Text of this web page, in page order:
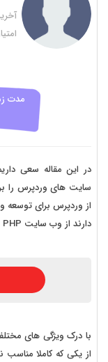
مدت
سایت های وردپرس را
از وردپرس برای
دارند از وب سایت PHP استفاده کنند.
با درک ویژگی های
از یکی که کاملا